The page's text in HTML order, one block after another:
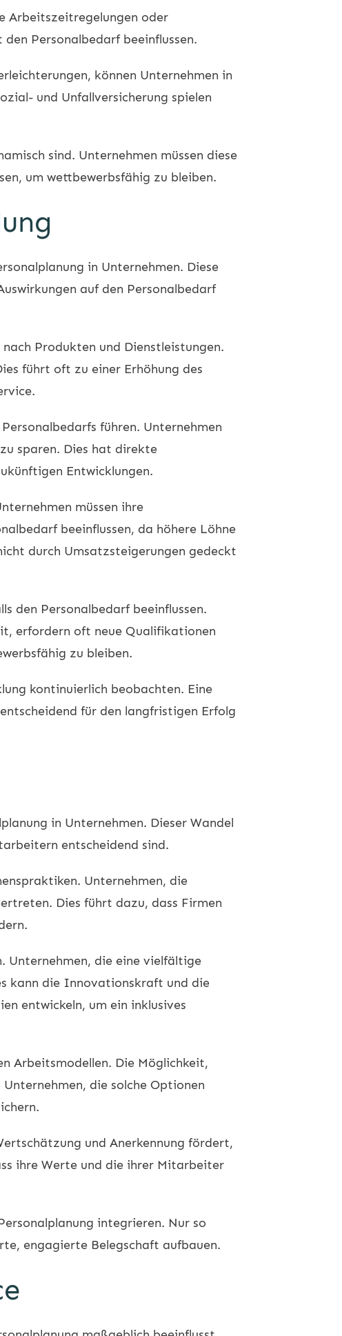
Arbeitszeitregelungen oder
Personalbedarf beeinflussen.
können Unternehmen in
und Unfallversicherung spielen
sind. Unternehmen müssen diese
um wettbewerbsfähig zu bleiben.
in Unternehmen. Diese
auf den Personalbedarf
Produkten und Dienstleistungen.
führt oft zu einer Erhöhung des
führen. Unternehmen
sparen. Dies hat direkte
Entwicklungen.
müssen ihre
beeinflussen, da höhere Löhne
durch Umsatzsteigerungen gedeckt
den Personalbedarf beeinflussen.
erfordern oft neue Qualifikationen
zu bleiben.
kontinuierlich beobachten. Eine
für den langfristigen Erfolg
in Unternehmen. Dieser Wandel
entscheidend sind.
Unternehmen, die
Dies führt dazu, dass Firmen
Unternehmen, die eine vielfältige
kann die Innovationskraft und die
entwickeln, um ein inklusives
Arbeitsmodellen. Die Möglichkeit,
die solche Optionen
und Anerkennung fördert,
ihre Werte und die ihrer Mitarbeiter
integrieren. Nur so
engagierte Belegschaft aufbauen.